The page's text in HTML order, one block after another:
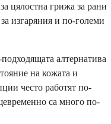
цялостна грижа за рани
изгаряния и по-големи
алтернатива
на кожата и
често работят по-
са много по-